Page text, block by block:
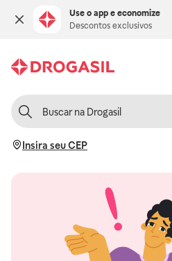
Use o app e economize
Descontos exclusivos
Insira seu CEP